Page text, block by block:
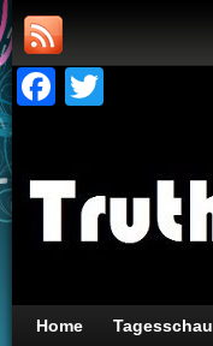
Facebook
Home Tagesschau